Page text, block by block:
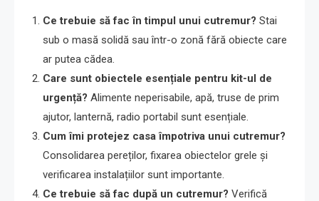
Ce trebuie să fac în timpul unui cutremur? Stai
sub o masă solidă sau într-o zonă fără obiecte care
ar putea cădea.
Care sunt obiectele esențiale pentru kit-ul de
urgență? Alimente neperisabile, apă, truse de prim
ajutor, lanternă, radio portabil sunt esențiale.
Cum îmi protejez casa împotriva unui cutremur?
Consolidarea pereților, fixarea obiectelor grele și
verificarea instalațiilor sunt importante.
Ce trebuie să fac după un cutremur? Verifică